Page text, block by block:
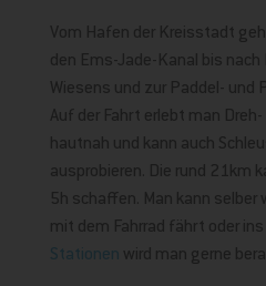
Vom Hafen der Kreisstadt
den Ems-Jade-Kanal bis nach
Wiesens und zur Paddel- und
Auf der Fahrt erlebt man
hautnah und kann auch
ausprobieren. Die rund 21km
5h schaffen. Man kann selber
mit dem Fahrrad fährt oder
Stationen wird man gerne